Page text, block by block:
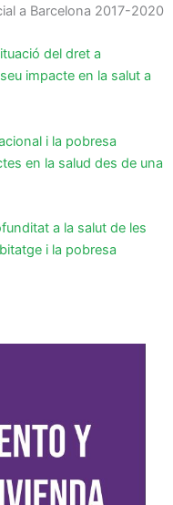
a Barcelona 2017-2020
del dret a
impacte en la salut a
i la pobresa
en la salud des de una
a la salut de les
i la pobresa